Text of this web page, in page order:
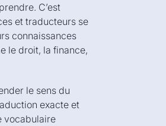
C’est
et traducteurs se
connaissances
le droit, la finance,
le sens du
exacte et
vocabulaire